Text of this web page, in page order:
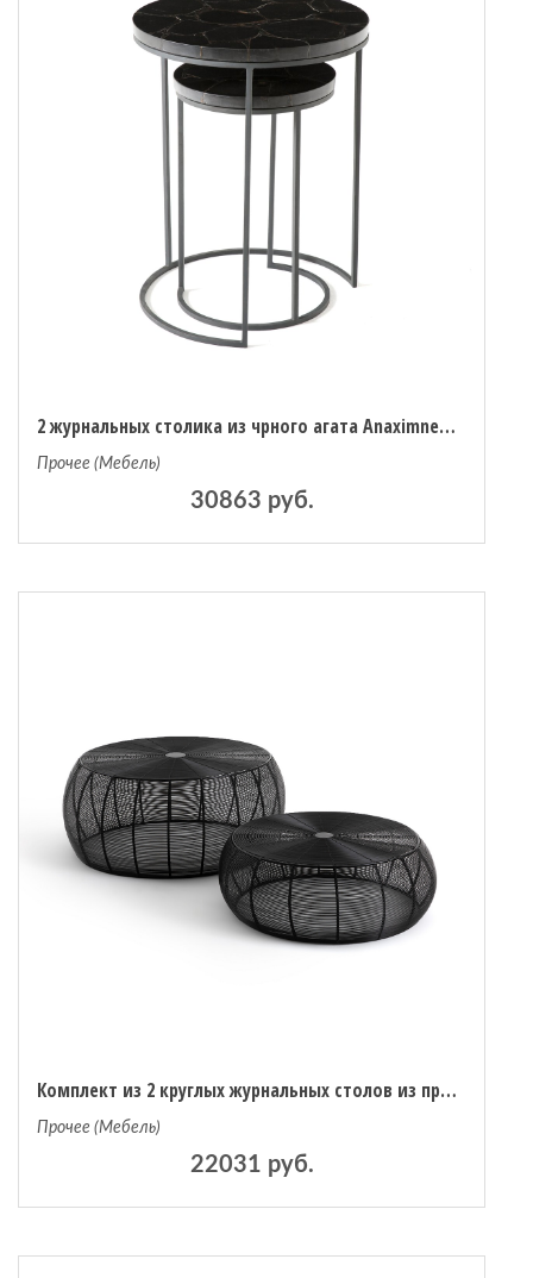
2 журнальных столика из чрного агата Anaximne комплект из 2 черный
Прочее (Мебель)
30863 руб.
Комплект из 2 круглых журнальных столов из проволоки Bangor единый размер черный
Прочее (Мебель)
22031 руб.